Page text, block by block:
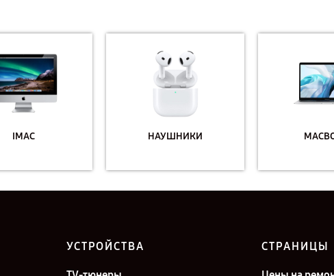
IMAC НАУШНИКИ
УСТРОЙСТВА СТРАНИЦЫ